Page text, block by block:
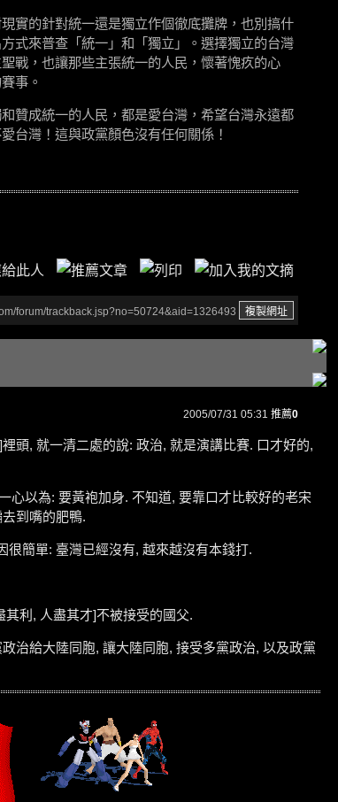
實的針對統一還是獨立作個徹底攤牌，也別搞什
式來普查「統一」和「獨立」。選擇獨立的台灣
戰，也讓那些主張統一的人民，懷著愧疚的心
事。
贊成統一的人民，都是愛台灣，希望台灣永遠都
台灣！這與政黨顏色沒有任何關係！
forum/trackback.jsp?no=50724&aid=1326493
2005/07/31 05:31 推薦0
頭, 就一清二處的說: 政治, 就是演講比賽. 口才好的,
心以為: 要黃袍加身. 不知道, 要靠口才比較好的老宋
到嘴的肥鴨.
很簡單: 臺灣已經沒有, 越來越沒有本錢打.
利, 人盡其才]不被接受的國父.
治給大陸同胞, 讓大陸同胞, 接受多黨政治, 以及政黨